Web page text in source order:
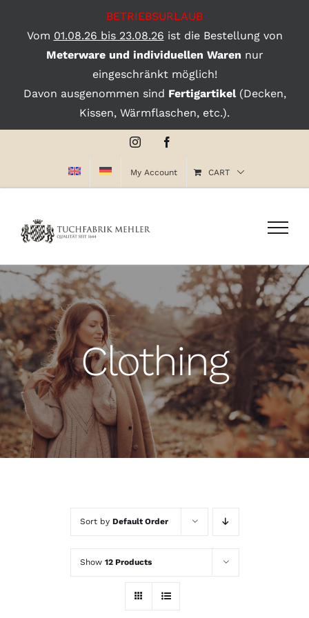
BETRIEBSURLAUB
Vom 01.08.26 bis 23.08.26 ist die Bestellung von
Meterware und individuellen Waren nur
eingeschränkt möglich!
Davon ausgenommen sind Fertigartikel(Decken,
Kissen, Wärmflaschen, etc.).
Instagram
My Account CART
Clothing
Sort by Default Order
Show 12 Products